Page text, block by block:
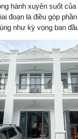
hành xuyên suốt
đoạn là điều góp
như kỳ vọng ban